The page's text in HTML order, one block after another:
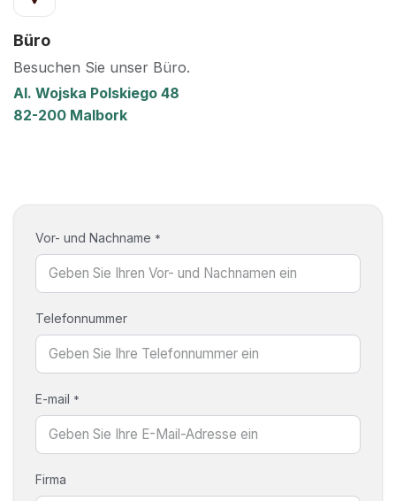
Büro
Besuchen Sie unser Büro.
Al. Wojska Polskiego 48
82-200 Malbork
Vor- und Nachname *
Telefonnummer
E-mail *
Firma